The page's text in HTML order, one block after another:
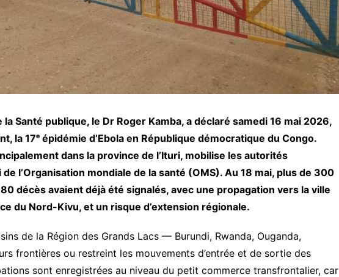
Santé publique, le Dr Roger Kamba, a déclaré samedi 16 mai 2026,
la 17ᵉ épidémie d’Ebola en République démocratique du Congo.
dans la province de l’Ituri, mobilise les autorités
de l’Organisation mondiale de la santé (OMS). Au 18 mai, plus de 300
décès avaient déjà été signalés, avec une propagation vers la ville
du Nord-Kivu, et un risque d’extension régionale.
de la Région des Grands Lacs — Burundi, Rwanda, Ouganda,
frontières ou restreint les mouvements d’entrée et de sortie des
sont enregistrées au niveau du petit commerce transfrontalier, car